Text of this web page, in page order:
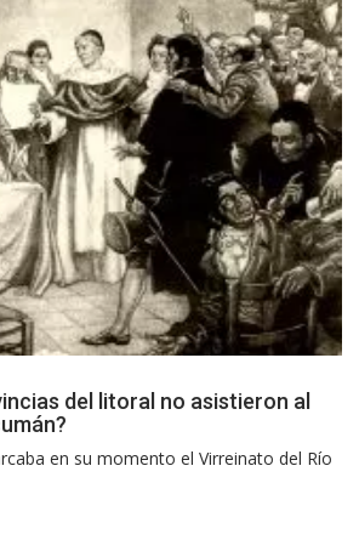
del litoral no asistieron al
en su momento el Virreinato del Río